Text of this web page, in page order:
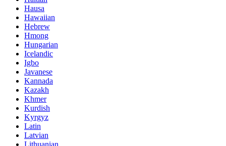
Hausa
Hawaiian
Hebrew
Hmong
Hungarian
Icelandic
Igbo
Javanese
Kannada
Kazakh
Khmer
Kurdish
Kyrgyz
Latin
Latvian